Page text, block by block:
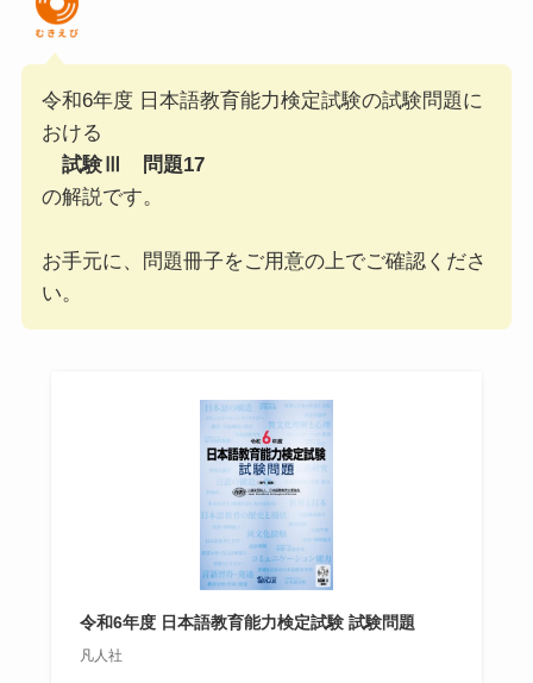
令和6年度 日本語教育能力検定試験の試験問題に
おける
試験Ⅲ 問題17
の解説です。
お手元に、問題冊子をご用意の上でご確認くださ
い。
令和6年度 日本語教育能力検定試験 試験問題
凡人社